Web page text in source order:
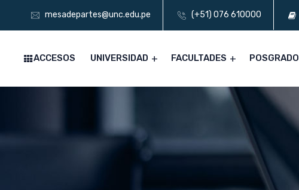
mesadepartes@unc.edu.pe (+51) 076 610000
ACCESOS UNIVERSIDAD FACULTADES POSGRADO